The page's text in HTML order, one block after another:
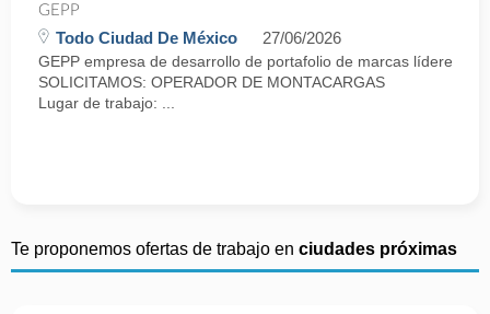
GEPP
Todo Ciudad De México 27/06/2026
GEPP empresa de desarrollo de portafolio de marcas líderes
SOLICITAMOS: OPERADOR DE MONTACARGAS
Lugar de trabajo: ...
Te proponemos ofertas de trabajo en ciudades próximas